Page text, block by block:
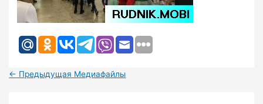
← Предыдущая Медиафайлы